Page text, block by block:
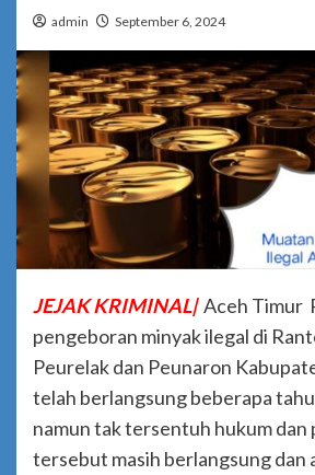
admin September 6, 2024
JEJAK KRIMINAL|Aceh Timur
pengeboran minyak ilegal di
Peurelak dan Peunaron
telah berlangsung beberapa
namun tak tersentuh hukum dan
tersebut masih berlangsung dan